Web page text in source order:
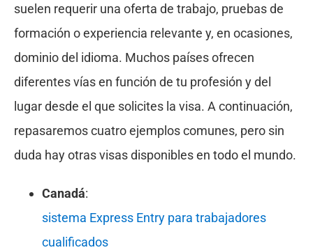
suelen requerir una oferta de trabajo, pruebas de
formación o experiencia relevante y, en ocasiones,
dominio del idioma. Muchos países ofrecen
diferentes vías en función de tu profesión y del
lugar desde el que solicites la visa. A continuación,
repasaremos cuatro ejemplos comunes, pero sin
duda hay otras visas disponibles en todo el mundo.
Canadá:
sistema Express Entry para trabajadores
cualificados